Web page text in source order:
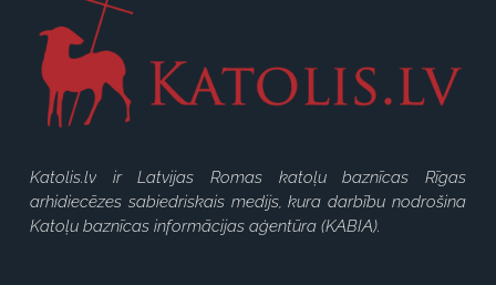
Katolis.lv ir Latvijas Romas katoļu baznīcas Rīgas
arhidiecēzes sabiedriskais medijs, kura darbību nodrošina
Katoļu baznīcas informācijas aģentūra (KABIA).